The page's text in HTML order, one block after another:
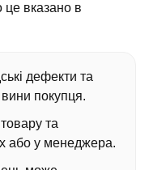
це вказано в
дефекти та
вини покупця.
та
або у менеджера.